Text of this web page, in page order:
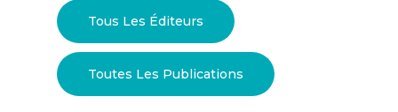
Tous Les Éditeurs
Toutes Les Publications